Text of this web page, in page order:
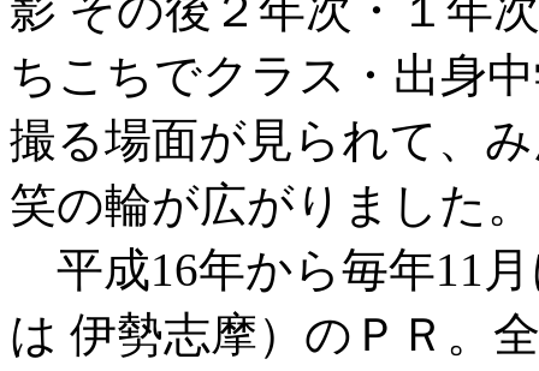
ちこちでクラス・出身
撮る場面が見られて、
笑の輪が広がりました。
平成16年から毎年11
は 伊勢志摩）のＰＲ。